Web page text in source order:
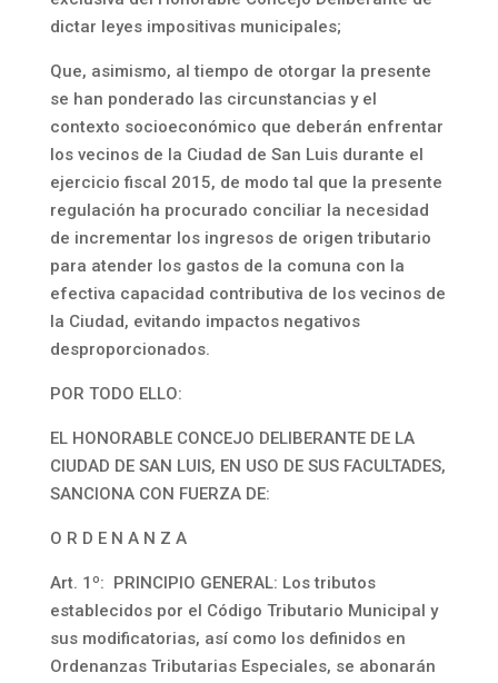
dictar leyes impositivas municipales;
Que, asimismo, al tiempo de otorgar la presente
se han ponderado las circunstancias y el
contexto socioeconómico que deberán enfrentar
los vecinos de la Ciudad de San Luis durante el
ejercicio fiscal 2015, de modo tal que la presente
regulación ha procurado conciliar la necesidad
de incrementar los ingresos de origen tributario
para atender los gastos de la comuna con la
efectiva capacidad contributiva de los vecinos de
la Ciudad, evitando impactos negativos
desproporcionados.
POR TODO ELLO:
EL HONORABLE CONCEJO DELIBERANTE DE LA
CIUDAD DE SAN LUIS, EN USO DE SUS FACULTADES,
SANCIONA CON FUERZA DE:
O R D E N A N Z A
Art. 1º: PRINCIPIO GENERAL: Los tributos
establecidos por el Código Tributario Municipal y
sus modificatorias, así como los definidos en
Ordenanzas Tributarias Especiales, se abonarán